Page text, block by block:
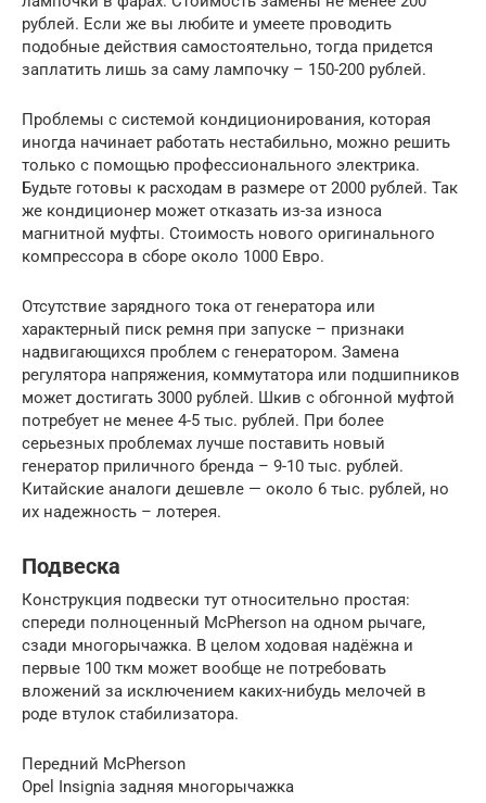
рублей. Если же вы любите и умеете проводить
подобные действия самостоятельно, тогда придется
заплатить лишь за саму лампочку – 150-200 рублей.
Проблемы с системой кондиционирования, которая
иногда начинает работать нестабильно, можно решить
только с помощью профессионального электрика.
Будьте готовы к расходам в размере от 2000 рублей. Так
же кондиционер может отказать из-за износа
магнитной муфты. Стоимость нового оригинального
компрессора в сборе около 1000 Евро.
Отсутствие зарядного тока от генератора или
характерный писк ремня при запуске – признаки
надвигающихся проблем с генератором. Замена
регулятора напряжения, коммутатора или подшипников
может достигать 3000 рублей. Шкив с обгонной муфтой
потребует не менее 4-5 тыс. рублей. При более
серьезных проблемах лучше поставить новый
генератор приличного бренда – 9-10 тыс. рублей.
Китайские аналоги дешевле — около 6 тыс. рублей, но
их надежность – лотерея.
Подвеска
Конструкция подвески тут относительно простая:
спереди полноценный McPherson на одном рычаге,
сзади многорычажка. В целом ходовая надёжна и
первые 100 ткм может вообще не потребовать
вложений за исключением каких-нибудь мелочей в
роде втулок стабилизатора.
Передний McPherson
Opel Insignia задняя многорычажка